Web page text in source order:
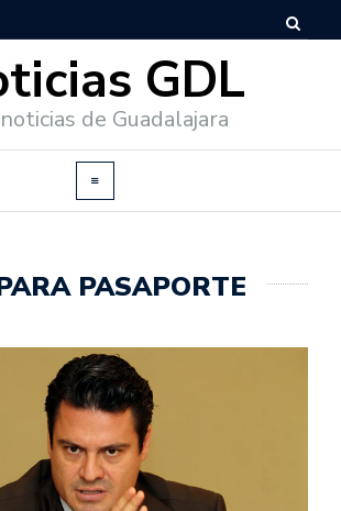
GDL
de Guadalajara
PASAPORTE